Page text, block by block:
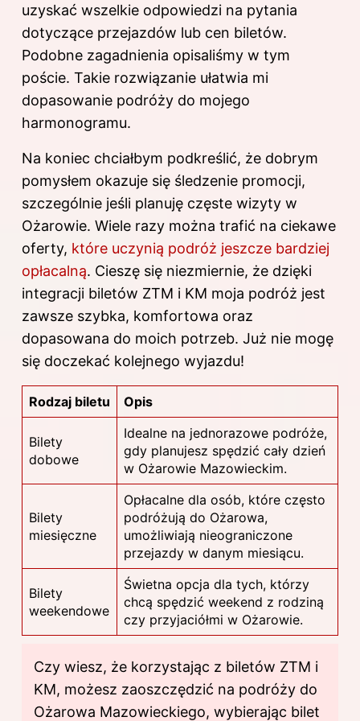
uzyskać wszelkie odpowiedzi na pytania
dotyczące przejazdów lub cen biletów.
Podobne zagadnienia opisaliśmy w tym
poście. Takie rozwiązanie ułatwia mi
dopasowanie podróży do mojego
harmonogramu.
Na koniec chciałbym podkreślić, że dobrym
pomysłem okazuje się śledzenie promocji,
szczególnie jeśli planuję częste wizyty w
Ożarowie. Wiele razy można trafić na ciekawe
oferty, które uczynią podróż jeszcze bardziej
opłacalną. Cieszę się niezmiernie, że dzięki
integracji biletów ZTM i KM moja podróż jest
zawsze szybka, komfortowa oraz
dopasowana do moich potrzeb. Już nie mogę
się doczekać kolejnego wyjazdu!
Rodzaj biletu Opis
Bilety
dobowe
Idealne na jednorazowe podróże,
gdy planujesz spędzić cały dzień
w Ożarowie Mazowieckim.
Bilety
miesięczne
Opłacalne dla osób, które często
podróżują do Ożarowa,
umożliwiają nieograniczone
przejazdy w danym miesiącu.
Bilety
weekendowe
Świetna opcja dla tych, którzy
chcą spędzić weekend z rodziną
czy przyjaciółmi w Ożarowie.
Czy wiesz, że korzystając z biletów ZTM i
KM, możesz zaoszczędzić na podróży do
Ożarowa Mazowieckiego, wybierając bilet